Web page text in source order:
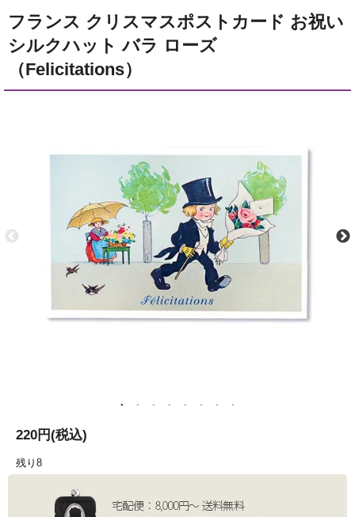
フランス クリスマスポストカード お祝い
シルクハット バラ ローズ
（Felicitations）
220円(税込)
残り8